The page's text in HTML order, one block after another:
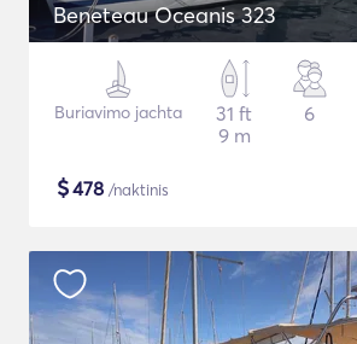
Beneteau Oceanis 323
Buriavimo jachta
31 ft
9 m
6
$478 /naktinis